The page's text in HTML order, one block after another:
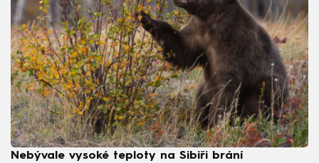
Nebývale vysoké teploty na Sibiři brání